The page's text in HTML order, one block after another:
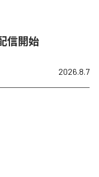
信開始
2026.8.7